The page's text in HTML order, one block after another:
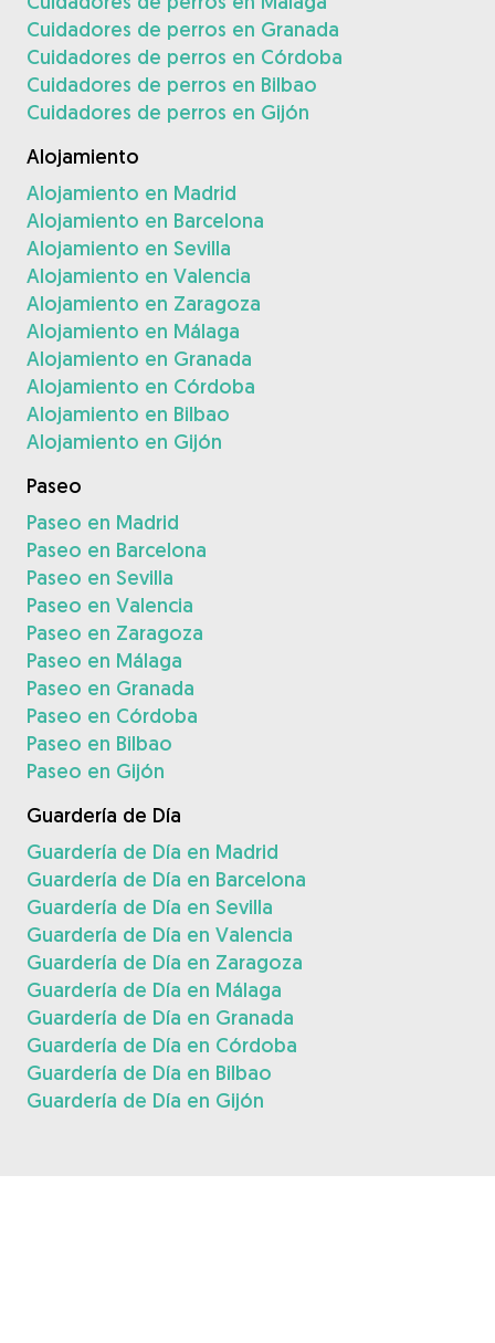
Cuidadores de perros en Granada
Cuidadores de perros en Córdoba
Cuidadores de perros en Bilbao
Cuidadores de perros en Gijón
Alojamiento
Alojamiento en Madrid
Alojamiento en Barcelona
Alojamiento en Sevilla
Alojamiento en Valencia
Alojamiento en Zaragoza
Alojamiento en Málaga
Alojamiento en Granada
Alojamiento en Córdoba
Alojamiento en Bilbao
Alojamiento en Gijón
Paseo
Paseo en Madrid
Paseo en Barcelona
Paseo en Sevilla
Paseo en Valencia
Paseo en Zaragoza
Paseo en Málaga
Paseo en Granada
Paseo en Córdoba
Paseo en Bilbao
Paseo en Gijón
Guardería de Día
Guardería de Día en Madrid
Guardería de Día en Barcelona
Guardería de Día en Sevilla
Guardería de Día en Valencia
Guardería de Día en Zaragoza
Guardería de Día en Málaga
Guardería de Día en Granada
Guardería de Día en Córdoba
Guardería de Día en Bilbao
Guardería de Día en Gijón